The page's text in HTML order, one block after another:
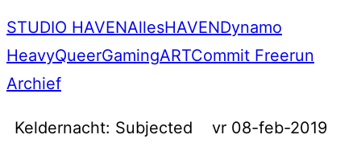
STUDIO HAVENAllesHAVENDynamo
HeavyQueerGamingARTCommit Freerun
Archief
Keldernacht: Subjected vr 08-feb-2019